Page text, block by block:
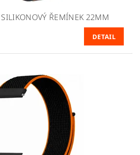
SILIKONOVÝ ŘEMÍNEK 22MM
DETAIL